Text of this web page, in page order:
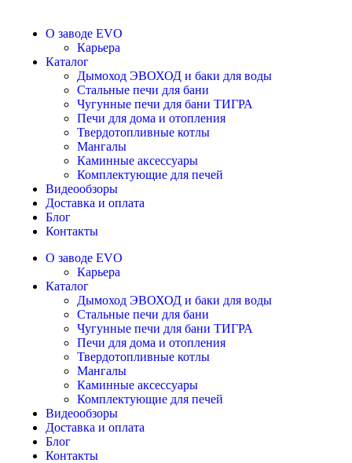
О заводе EVO
Карьера
Каталог
Дымоход ЭВОХОД и баки для воды
Стальные печи для бани
Чугунные печи для бани ТИГРА
Печи для дома и отопления
Твердотопливные котлы
Мангалы
Каминные аксессуары
Комплектующие для печей
Видеообзоры
Доставка и оплата
Блог
Контакты
О заводе EVO
Карьера
Каталог
Дымоход ЭВОХОД и баки для воды
Стальные печи для бани
Чугунные печи для бани ТИГРА
Печи для дома и отопления
Твердотопливные котлы
Мангалы
Каминные аксессуары
Комплектующие для печей
Видеообзоры
Доставка и оплата
Блог
Контакты